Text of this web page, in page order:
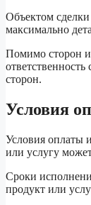
Объектом
максимально
Помимо сторон и
сторон.
Условия
Условия оплаты
или услугу
Сроки
продукт или